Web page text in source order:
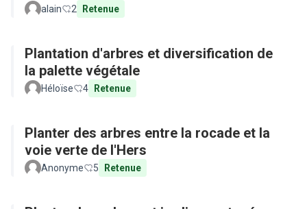
alain 2 Retenue
Plantation d'arbres et diversification de
la palette végétale
Héloïse 4 Retenue
Planter des arbres entre la rocade et la
voie verte de l'Hers
Anonyme 5 Retenue